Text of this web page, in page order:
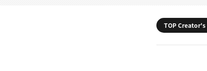
TOP Creator's